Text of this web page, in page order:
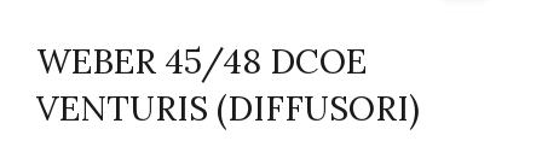
WEBER 45/48 DCOE
VENTURIS (DIFFUSORI)